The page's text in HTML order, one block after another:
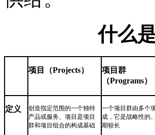
什么
项目（Projects）
项目群
（Programs）
定义
创造指定范围的一个独特
产品或服务。项目是项目
群和项目组合的构成基础
一个项目群由多个
成，它是战略性的
期较长